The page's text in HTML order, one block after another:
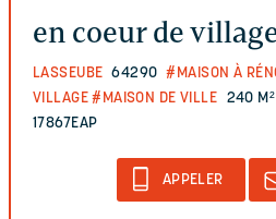
en coeur de
LASSEUBE 64290 #MAISON À
VILLAGE #MAISON DE VILLE 240 M²
17867EAP
APPELER